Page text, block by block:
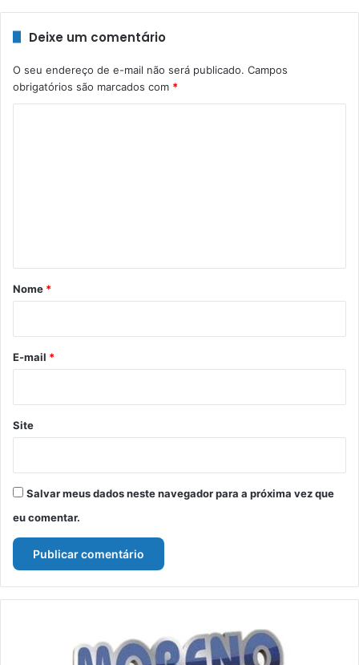
Deixe um comentário
O seu endereço de e-mail não será publicado. Campos
obrigatórios são marcados com *
r
*
Nome *
E-mail *
Site
Salvar meus dados neste navegador para a próxima vez que
eu comentar.